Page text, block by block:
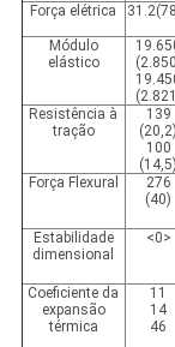
Força elétrica
Módulo
elástico
Resistência à
tração
139
(20,2)
100
(14,5)
Força Flexural
276
(40)
Estabilidade
dimensional
<0>
Coeficiente da
expansão
térmica
11
14
46